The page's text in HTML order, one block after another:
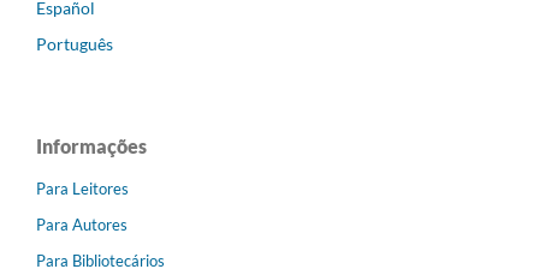
Español
Português
Informações
Para Leitores
Para Autores
Para Bibliotecários